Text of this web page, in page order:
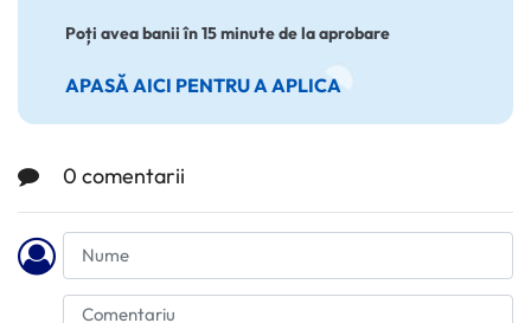
Poți avea banii în 15 minute de la aprobare
APASĂ AICI PENTRU A APLICA
0 comentarii